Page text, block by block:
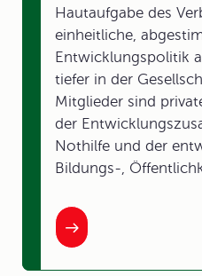
Hautaufgabe des
einheitliche,
Entwicklungspolitik
tiefer in der
Mitglieder sind
der
Nothilfe und der
Bildungs-,